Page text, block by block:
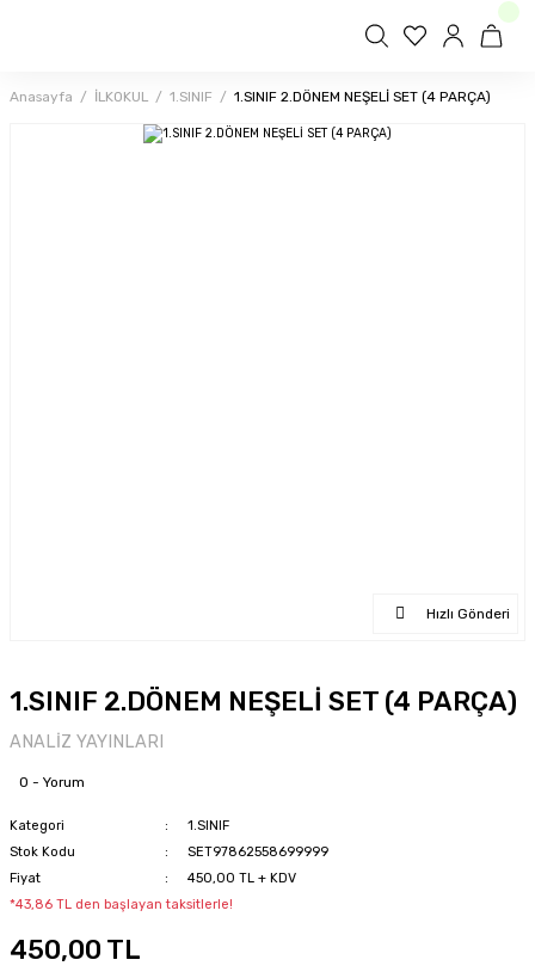
Anasayfa İLKOKUL 1.SINIF 1.SINIF 2.DÖNEM NEŞELİ SET (4 PARÇA)
Hızlı Gönderi
1.SINIF 2.DÖNEM NEŞELİ SET (4 PARÇA)
ANALİZ YAYINLARI
0 - Yorum
Kategori
1.SINIF
Stok Kodu
SET97862558699999
Fiyat
450,00 TL + KDV
*43,86 TL den başlayan taksitlerle!
450,00 TL